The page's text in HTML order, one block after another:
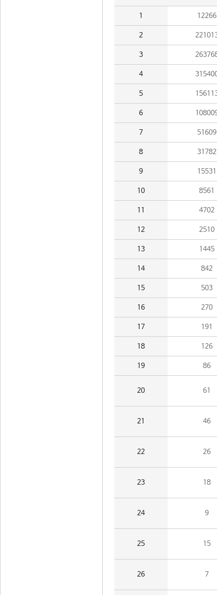
1 12266
2
3
4
5
6
7 51609
8 31782
9 15531
10 8561
11 4702
12 2510
13 1445
14 842
15 503
16 270
17 191
18 126
19 86
20 61
21 46
22 26
23 18
24 9
25 15
26 7